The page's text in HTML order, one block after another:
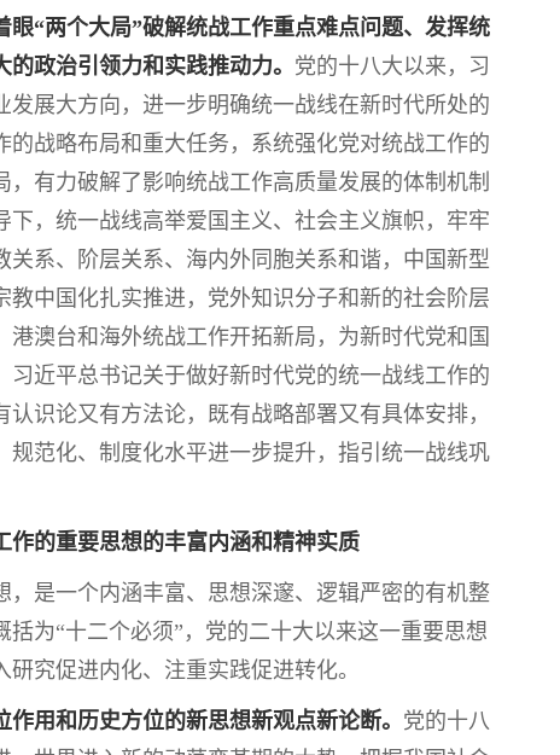
“两个大局”破解统战工作重点难点问题、发挥统
政治引领力和实践推动力。 党的十八大以来，习
展大方向，进一步明确统一战线在新时代所处的
战略布局和重大任务，系统强化党对统战工作的
有力破解了影响统战工作高质量发展的体制机制
，统一战线高举爱国主义、社会主义旗帜，牢牢
系、阶层关系、海内外同胞关系和谐，中国新型
中国化扎实推进，党外知识分子和新的社会阶层
澳台和海外统战工作开拓新局，为新时代党和国
近平总书记关于做好新时代党的统一战线工作的
识论又有方法论，既有战略部署又有具体安排，
范化、制度化水平进一步提升，指引统一战线巩
的重要思想的丰富内涵和精神实质
是一个内涵丰富、思想深邃、逻辑严密的有机整
为“十二个必须”，党的二十大以来这一重要思想
究促进内化、注重实践促进转化。
用和历史方位的新思想新观点新论断。 党的十八